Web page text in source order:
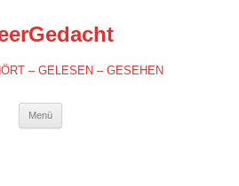
– GELESEN – GESEHEN
Menü